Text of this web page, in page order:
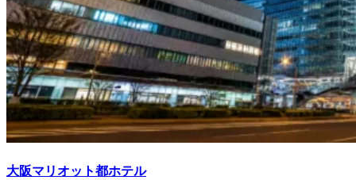
大阪マリオット都ホテル